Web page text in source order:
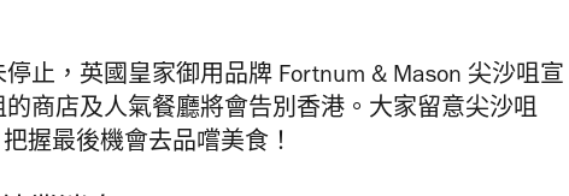
停止，英國皇家御用品牌 Fortnum & Mason 尖沙咀宣
商店及人氣餐廳將會告別香港。大家留意尖沙咀
握最後機會去品嚐美食！